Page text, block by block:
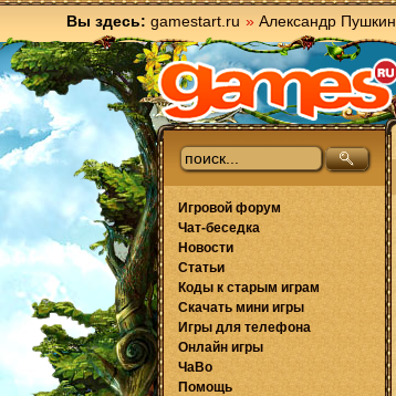
Вы здесь: gamestart.ru » Александр Пушкин
Игровой форум
Чат-беседка
Новости
Статьи
Коды к старым играм
Скачать мини игры
Игры для телефона
Онлайн игры
ЧаВо
Помощь